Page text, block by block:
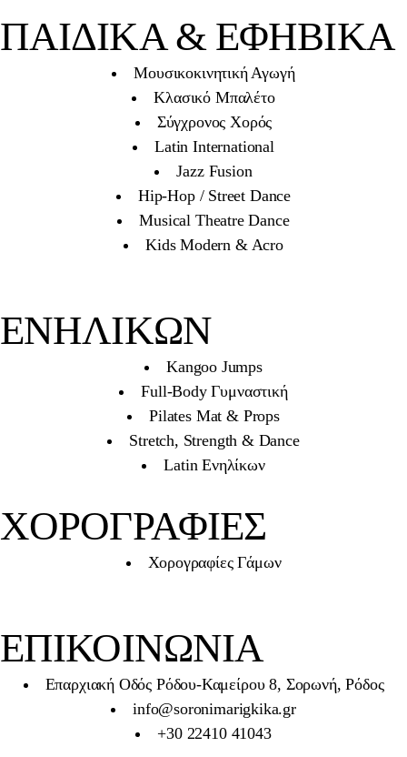
ΠΑΙΔΙΚΑ & ΕΦΗΒΙΚΑ
Μουσικοκινητική Αγωγή
Κλασικό Μπαλέτο
Σύγχρονος Χορός
Latin International
Jazz Fusion
Hip-Hop / Street Dance
Musical Theatre Dance
Kids Modern & Acro
ΕΝΗΛΙΚΩΝ
Kangoo Jumps
Full-Body Γυμναστική
Pilates Mat & Props
Stretch, Strength & Dance
Latin Ενηλίκων
ΧΟΡΟΓΡΑΦΙΕΣ
Χορογραφίες Γάμων
ΕΠΙΚΟΙΝΩΝΊΑ
Επαρχιακή Οδός Ρόδου-Καμείρου 8, Σορωνή, Ρόδος
info@soronimarigkika.gr
+30 22410 41043